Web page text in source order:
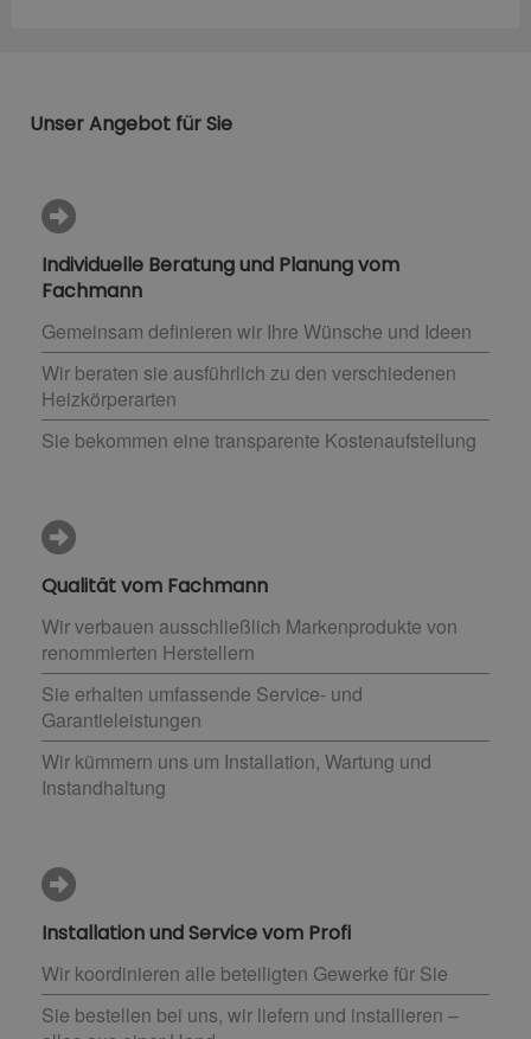
Unser Angebot für Sie
Individuelle Beratung und Planung vom
Fachmann
Gemeinsam definieren wir Ihre Wünsche und Ideen
Wir beraten sie ausführlich zu den verschiedenen
Heizkörperarten
Sie bekommen eine transparente Kostenaufstellung
Qualität vom Fachmann
Wir verbauen ausschließlich Markenprodukte von
renommierten Herstellern
Sie erhalten umfassende Service- und
Garantieleistungen
Wir kümmern uns um Installation, Wartung und
Instandhaltung
Installation und Service vom Profi
Wir koordinieren alle beteiligten Gewerke für Sie
Sie bestellen bei uns, wir liefern und installieren –